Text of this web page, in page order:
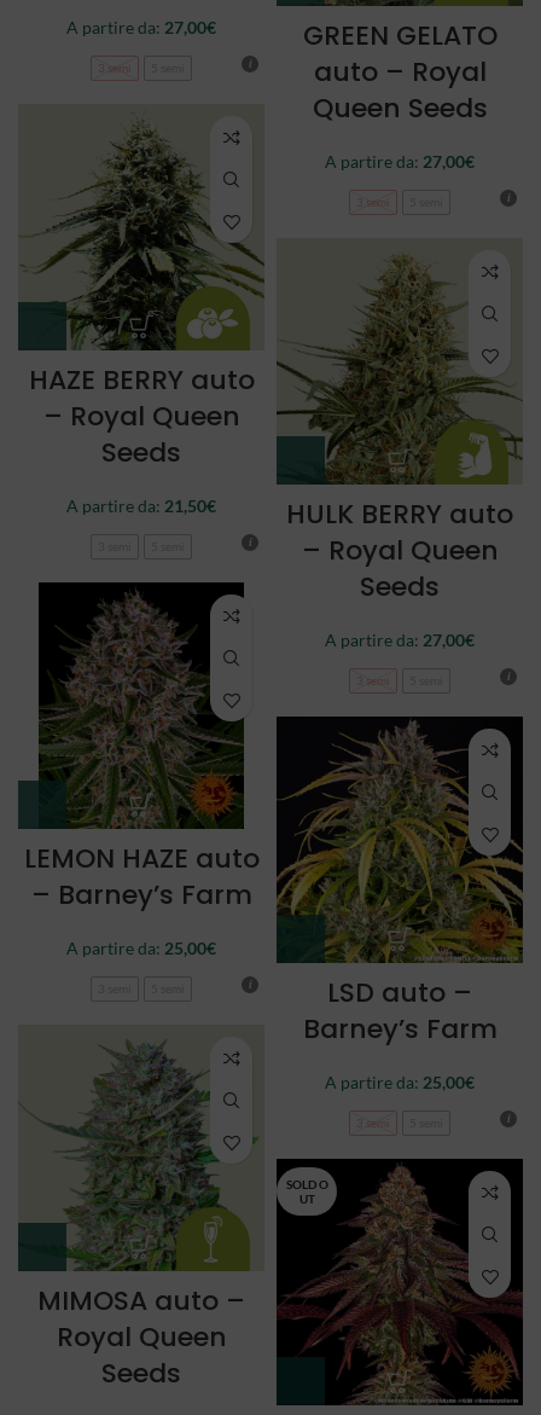
A partire da: 27,00€
3 semi
GREEN GELATO
auto – Royal
Queen Seeds
A partire da: 27,00€
3 semi
HAZE BERRY auto
– Royal Queen
Seeds
A partire da: 21,50€
HULK BERRY auto
– Royal Queen
Seeds
A partire da: 27,00€
3 semi
LEMON HAZE auto
– Barney’s Farm
A partire da: 25,00€
LSD auto –
Barney’s Farm
A partire da: 25,00€
3 semi
MIMOSA auto –
Royal Queen
Seeds
SOLD O
UT